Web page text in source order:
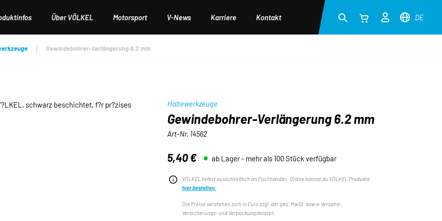
Über VÖLKEL Motorsport V-News Karriere Kontakt DE
Gewindebohrer-Verlängerung 6.2 mm
Haltewerkzeuge
Gewindebohrer-Verlängerung 6.2 mm
Art-Nr. 14562
Regulärer Preis:
5,40 € ab Lager - mehr als 100 Stück verfügbar
VÖLKEL liefert ausschließlich an Fachhändler. Online kannst du VÖLKEL Produkte
hier bestellen.
Die Preise verstehen sich in Euro zzgl. der ges. MwSt. sowie Versand-,
Versicherungs- und Verpackungskosten.